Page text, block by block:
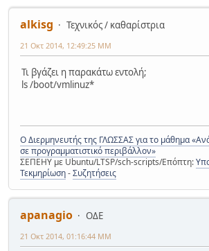
alkisg
Τεχνικός / καθαρίστρια
21 Οκτ 2014, 12:49:25 ΜΜ
Τι βγάζει η παρακάτω εντολή;
ls /boot/vmlinuz*
Ο Διερμηνευτής της ΓΛΩΣΣΑΣ για το μάθημα
σε προγραμματιστικό περιβάλλον»
ΣΕΠΕΗΥ με Ubuntu/LTSP/sch-scripts/Επόπτη:
Τεκμηρίωση-Συζητήσεις
apanagio
ΟΔΕ
21 Οκτ 2014, 01:16:44 ΜΜ